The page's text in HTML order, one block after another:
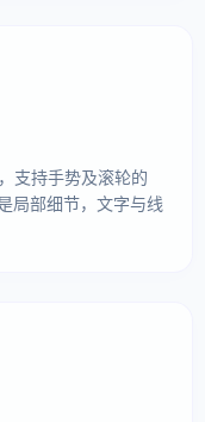
支持手势及滚轮的
局部细节，文字与线